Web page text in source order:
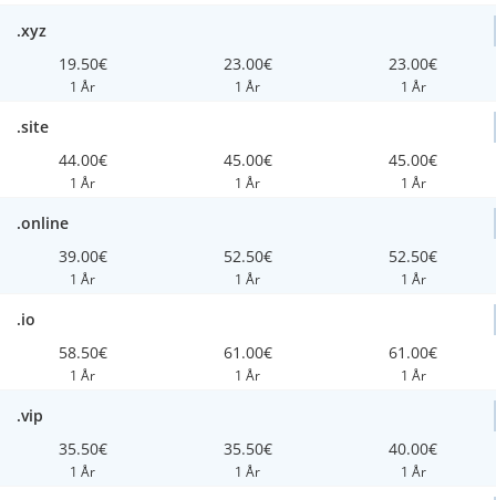
.xyz
19.50€
1 År
23.00€
1 År
23.00€
1 År
.site
44.00€
1 År
45.00€
1 År
45.00€
1 År
.online
39.00€
1 År
52.50€
1 År
52.50€
1 År
.io
58.50€
1 År
61.00€
1 År
61.00€
1 År
.vip
35.50€
1 År
35.50€
1 År
40.00€
1 År